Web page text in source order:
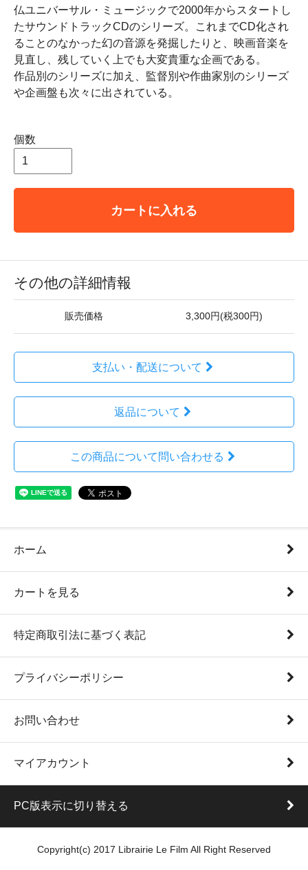
仏ユニバーサル・ミュージックで2000年からスタートし
たサウンドトラックCDのシリーズ。これまでCD化され
ることのなかった幻の音源を発掘したりと、映画音楽を
見直し、残していく上でも大変貴重な企画である。
作品別のシリーズに加え、監督別や作曲家別のシリーズ
や企画盤も次々に出されている。
個数
カートに入れる
その他の詳細情報
販売価格 3,300円(税300円)
支払い・配送について
返品について
この商品について問い合わせる
ホーム
カートを見る
特定商取引法に基づく表記
プライバシーポリシー
お問い合わせ
マイアカウント
PC版表示に切り替える
Copyright(c) 2017 Librairie Le Film All Right Reserved